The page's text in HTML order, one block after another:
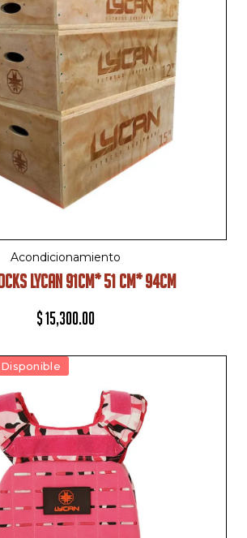
Acondicionamiento
LYCAN 91CM* 51 CM* 94CM
$15,300.00